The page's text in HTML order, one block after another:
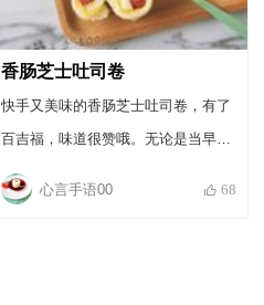
香肠芝士吐司卷
快手又美味的香肠芝士吐司卷，有了
百吉福，味道很赞哦。无论是当早餐
还是野餐便当，都很不错哦。
心言手语00
68